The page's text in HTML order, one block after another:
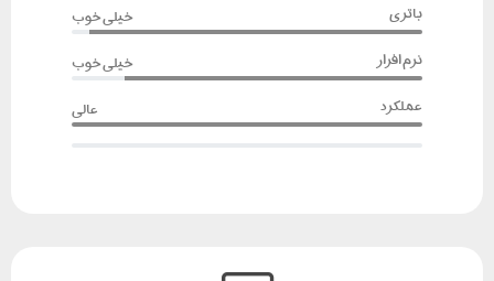
باتری
خیلی خوب
نرم افزار
خیلی خوب
عملکرد
عالی